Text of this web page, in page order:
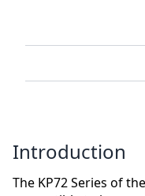
Introduction
The KP72 Series of